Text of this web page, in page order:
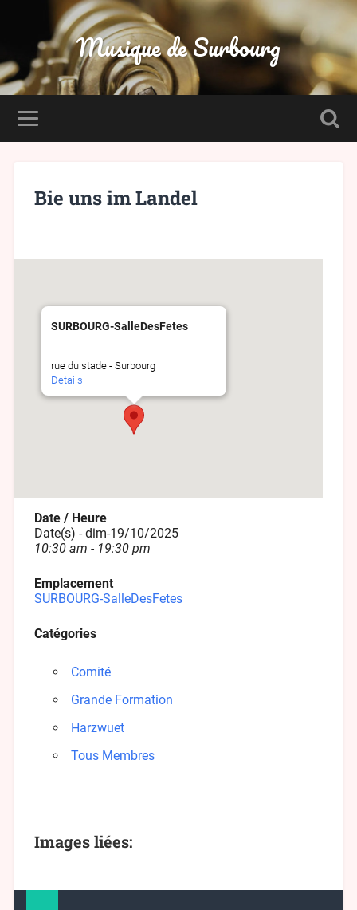
Musique de Surbourg
Bie uns im Landel
SURBOURG-SalleDesFetes
rue du stade - Surbourg
Details
Date / Heure
Date(s) - dim-19/10/2025
10:30 am - 19:30 pm
Emplacement
SURBOURG-SalleDesFetes
Catégories
Comité
Grande Formation
Harzwuet
Tous Membres
Images liées: